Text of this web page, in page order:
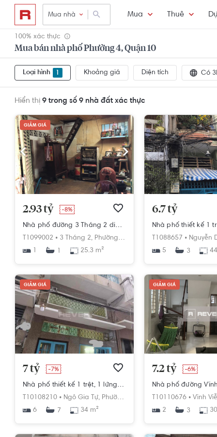
Mua nhà Mua Thuê
100% xác thực
Mua bán nhà phố Phường 4, Quận 10
Loại hình Khoảng giá Diện tích Có
Hiển thị 9 trong số 9 nhà đất xác thực
GIẢM GIÁ
2.93 tỷ -8%
Nhà phố đường 3 Tháng 2 diện tích 25.3m2, khu dân cư hiện hữu.
T1099002 • 3 Tháng 2, Phường 4, Quận 10,
Hồ Chí Minh
1
25.3 m²
6.7 tỷ
T1088657 • Nguyễn
5
3
GIẢM GIÁ
7 tỷ -7%
Nhà phố thiết kế 1 trệt, 1 lửng và 3 lầu diện tích 34m2, khu dân cư hiện hữu.
T10108210 • Ngô Gia Tự, Phường 4, Quận 10, Hồ Chí Minh
6
7 34 m²
GIẢM GIÁ
7.2 tỷ -6%
T10110676 • Vĩnh
2
3